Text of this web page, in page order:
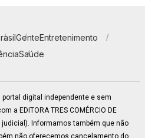
GenteEntretenimento
Saúde
portal digital independente e sem
a EDITORA TRES COMÉRCIO DE
judicial). Informamos também que não
não oferecemos cancelamento do